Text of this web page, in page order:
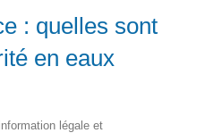
: quelles sont
en eaux
légale et